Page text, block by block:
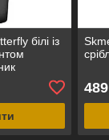
білі із
489